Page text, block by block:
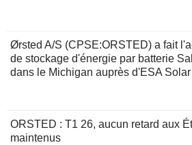
Ørsted A/S (CPSE:ORSTED) a fait
de stockage d'énergie par batterie
dans le Michigan auprès d'ESA
ORSTED : T1 26, aucun retard aux
maintenus